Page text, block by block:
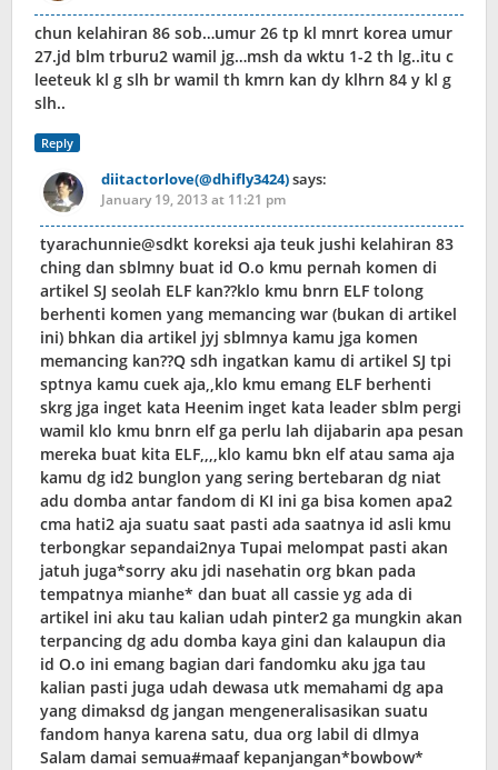
chun kelahiran 86 sob…umur 26 tp kl mnrt korea umur
27.jd blm trburu2 wamil jg…msh da wktu 1-2 th lg..itu c
leeteuk kl g slh br wamil th kmrn kan dy klhrn 84 y kl g
slh..
Reply
diitactorlove(@dhifly3424)says:
January 19, 2013 at 11:21 pm
tyarachunnie@sdkt koreksi aja teuk jushi kelahiran 83
ching dan sblmny buat id O.o kmu pernah komen di
artikel SJ seolah ELF kan??klo kmu bnrn ELF tolong
berhenti komen yang memancing war (bukan di artikel
ini) bhkan dia artikel jyj sblmnya kamu jga komen
memancing kan??Q sdh ingatkan kamu di artikel SJ tpi
sptnya kamu cuek aja,,klo kmu emang ELF berhenti
skrg jga inget kata Heenim inget kata leader sblm pergi
wamil klo kmu bnrn elf ga perlu lah dijabarin apa pesan
mereka buat kita ELF,,,,klo kamu bkn elf atau sama aja
kamu dg id2 bunglon yang sering bertebaran dg niat
adu domba antar fandom di KI ini ga bisa komen apa2
cma hati2 aja suatu saat pasti ada saatnya id asli kmu
terbongkar sepandai2nya Tupai melompat pasti akan
jatuh juga*sorry aku jdi nasehatin org bkan pada
tempatnya mianhe* dan buat all cassie yg ada di
artikel ini aku tau kalian udah pinter2 ga mungkin akan
terpancing dg adu domba kaya gini dan kalaupun dia
id O.o ini emang bagian dari fandomku aku jga tau
kalian pasti juga udah dewasa utk memahami dg apa
yang dimaksd dg jangan mengeneralisasikan suatu
fandom hanya karena satu, dua org labil di dlmya
Salam damai semua#maaf kepanjangan*bowbow*